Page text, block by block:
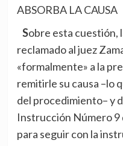
ABSORBA LA CAUSA
Sobre esta cuestión, la defensa de Leire Díez ha
reclamado al juez
«formalmente» a la
remitirle su causa –lo
del procedimiento– y
Instrucción Número
para seguir con la